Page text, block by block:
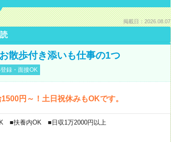
掲載日：2026.08.07
散歩付き添いも仕事の1つ
録・面接OK
円～！土日祝休みもOKです。
■扶養内OK ■日収1万2000円以上